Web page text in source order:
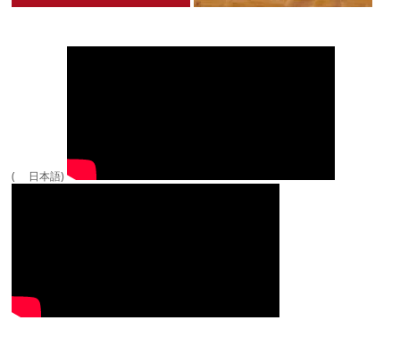
( 日本語)